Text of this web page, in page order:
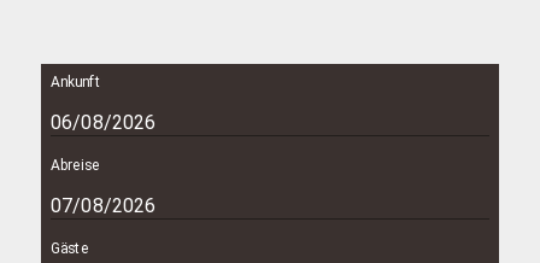
Ankunft
Abreise
Gäste